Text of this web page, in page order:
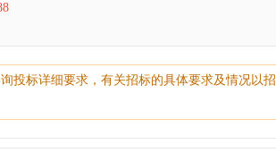
投标详细要求，有关招标的具体要求及情况以招